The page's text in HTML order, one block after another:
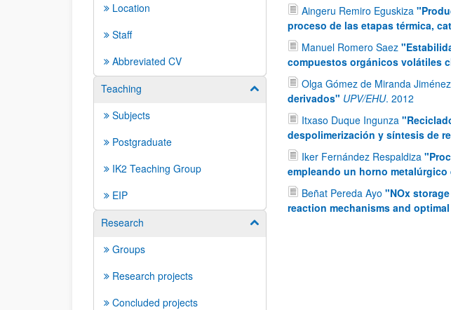
Location
Staff
Abbreviated CV
Teaching
Show/hide subpages
Subjects
Postgraduate
IK2 Teaching Group
EIP
Research
Show/hide subpages
Groups
Research projects
Concluded projects
Aingeru Remiro Eguskiza
proceso de las etapas térmica,
Manuel Romero Saez
compuestos orgánicos volátiles
Olga Gómez de Miranda
derivados" UPV/EHU. 2012
Itxaso Duque Ingunza
despolimerización y síntesis de
Iker Fernández Respaldiza
empleando un horno metalúrgico
Beñat Pereda Ayo "NOx
reaction mechanisms and